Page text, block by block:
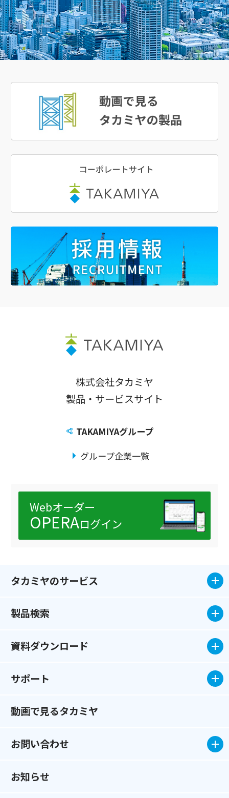
株式会社タカミヤ
製品・サービスサイト
TAKAMIYAグループ
グループ企業一覧
Webオーダー
OPERAログイン
タカミヤのサービス
製品検索
資料ダウンロード
サポート
動画で見るタカミヤ
お問い合わせ
お知らせ